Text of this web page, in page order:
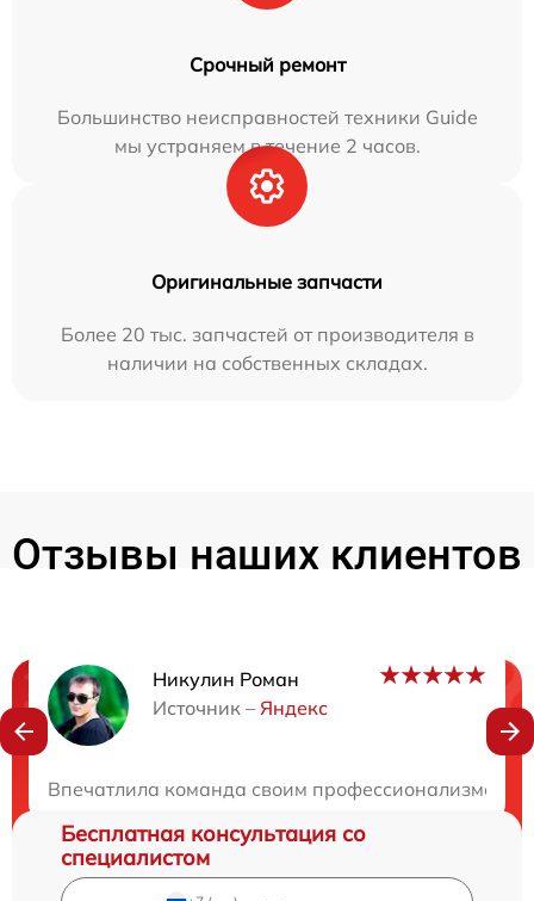
Срочный ремонт
Большинство неисправностей техники Guide
мы устраняем в течение 2 часов.
Оригинальные запчасти
Более 20 тыс. запчастей от производителя в
наличии на собственных складах.
Отзывы наших клиентов
Никулин Роман
Источник – Яндекс
Впечатлила команда своим профессионализмом и
Нужна консультация?
Бесплатная консультация со
специалистом